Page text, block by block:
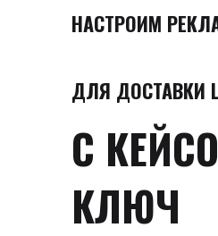
НАСТРОИМ
ДЛЯ ДОСТАВКИ
С
КЛЮЧ